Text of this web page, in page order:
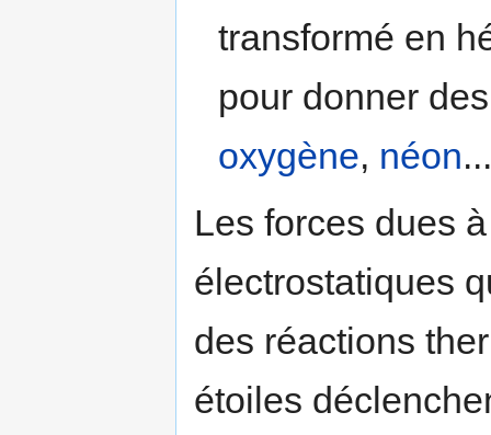
transformé en
pour donner
oxygène, néon
­Les forces dues
électrostatiques
des réactions
étoiles